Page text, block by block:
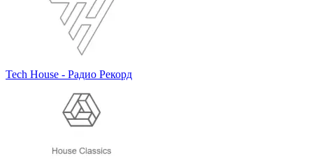
Tech House - Радио Рекорд